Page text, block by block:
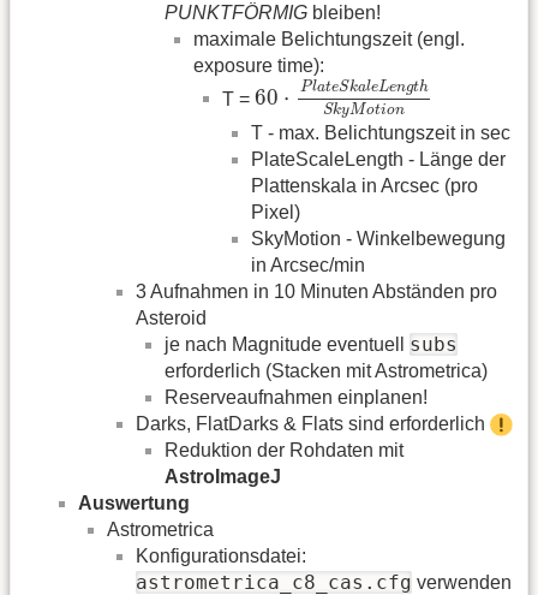
PUNKTFÖRMIG bleiben!
maximale Belichtungszeit (engl.
exposure time):
T = 60 ⋅ PlateSkaleLength
SkyMotion
60⋅PlateSkaleLen
T - max. Belichtungszeit in sec
PlateScaleLength - Länge der
Plattenskala in Arcsec (pro
Pixel)
SkyMotion - Winkelbewegung
in Arcsec/min
3 Aufnahmen in 10 Minuten Abständen pro
Asteroid
je nach Magnitude eventuell subs
erforderlich (Stacken mit Astrometrica)
Reserveaufnahmen einplanen!
Darks, FlatDarks & Flats sind erforderlich
Reduktion der Rohdaten mit
AstroImageJ
Auswertung
Astrometrica
Konfigurationsdatei:
astrometrica_c8_cas.cfg verwenden